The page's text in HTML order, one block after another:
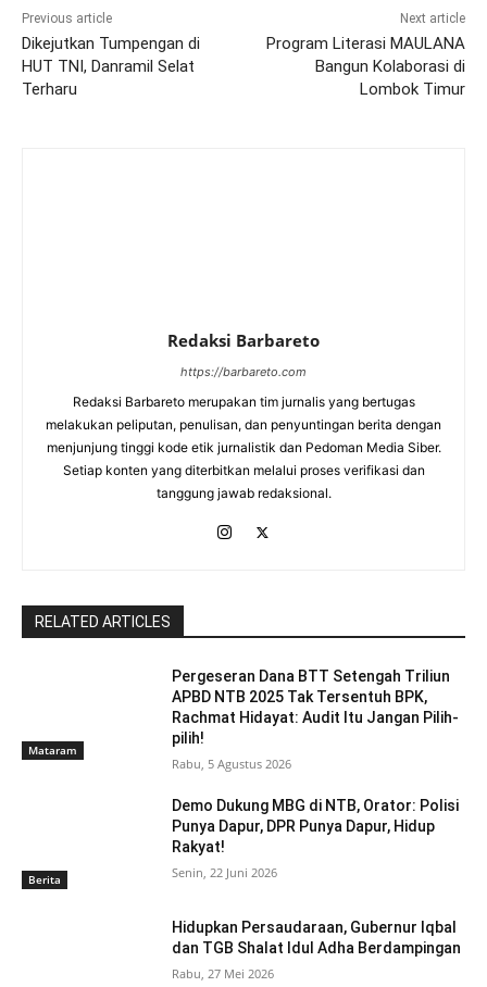
Previous article
Dikejutkan Tumpengan di
HUT TNI, Danramil Selat
Terharu
Next article
Program Literasi MAULANA
Bangun Kolaborasi di
Lombok Timur
Redaksi Barbareto
https://barbareto.com
Redaksi Barbareto merupakan tim jurnalis yang bertugas
melakukan peliputan, penulisan, dan penyuntingan berita dengan
menjunjung tinggi kode etik jurnalistik dan Pedoman Media Siber.
Setiap konten yang diterbitkan melalui proses verifikasi dan
tanggung jawab redaksional.
RELATED ARTICLES
Mataram
Pergeseran Dana BTT Setengah Triliun
APBD NTB 2025 Tak Tersentuh BPK,
Rachmat Hidayat: Audit Itu Jangan Pilih-
pilih!
Rabu, 5 Agustus 2026
Berita
Demo Dukung MBG di NTB, Orator: Polisi
Punya Dapur, DPR Punya Dapur, Hidup
Rakyat!
Senin, 22 Juni 2026
Hidupkan Persaudaraan, Gubernur Iqbal
dan TGB Shalat Idul Adha Berdampingan
Rabu, 27 Mei 2026